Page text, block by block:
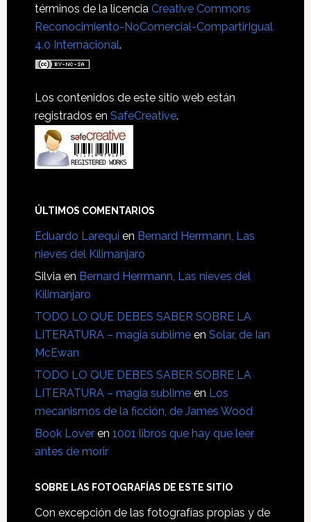
términos de la licencia Creative Commons
Reconocimiento-NoComercial-CompartirIgual
4.0 Internacional.
Los contenidos de este sitio web están
registrados en SafeCreative.
ÚLTIMOS COMENTARIOS
Eduardo Larequi en Bernard Herrmann, Las
nieves del Kilimanjaro
Silviaen Bernard Herrmann, Las nieves del
Kilimanjaro
TODO LO QUE DEBES SABER SOBRE LA
LITERATURA – magia sublimeen Solar, de Ian
McEwan
TODO LO QUE DEBES SABER SOBRE LA
LITERATURA – magia sublimeen Los
mecanismos de la ficción, de James Wood
Book Loveren 1001 libros que hay que leer
antes de morir
SOBRE LAS FOTOGRAFÍAS DE ESTE SITIO
Con excepción de las fotografías propias y de